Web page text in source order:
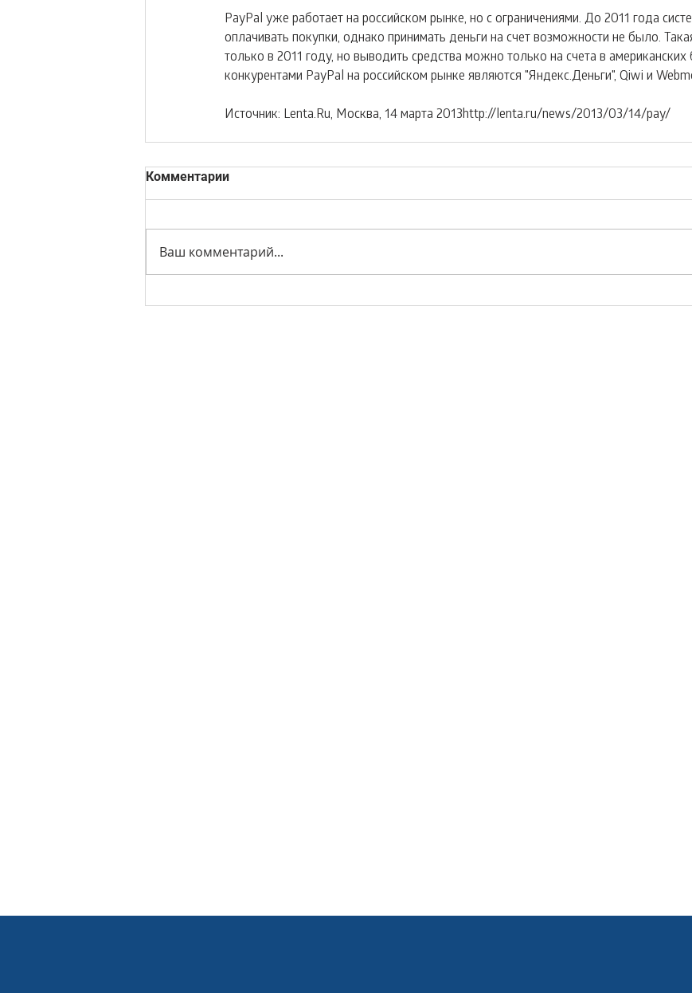
PayPal уже работает на российском рынке, но с ограничениями. До 2011 года
оплачивать покупки, однако принимать деньги на счет возможности не было.
только в 2011 году, но выводить средства можно только на счета в
конкурентами PayPal на российском рынке являются "Яндекс.Деньги", Qiwi и
Источник: Lenta.Ru, Москва, 14 марта 2013http://lenta.ru/news/2013/03/14/pay/
Комментарии
Ваш комментарий...